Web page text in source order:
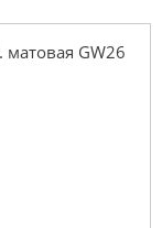
GW26